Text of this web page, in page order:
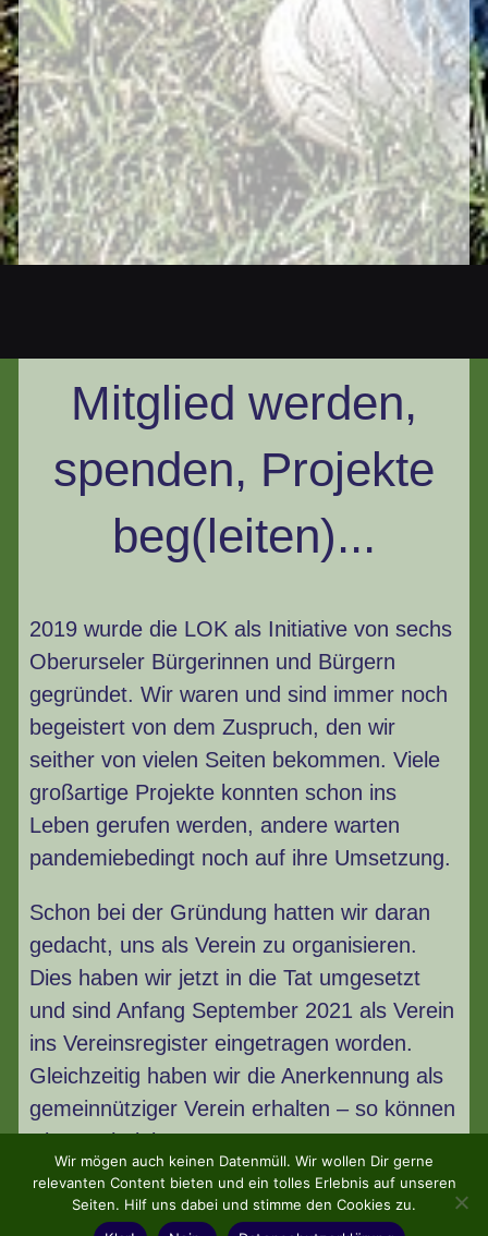
Mitglied werden,
spenden, Projekte
beg(leiten)...
2019 wurde die LOK als Initiative von sechs
Oberurseler Bürgerinnen und Bürgern
gegründet. Wir waren und sind immer noch
begeistert von dem Zuspruch, den wir
seither von vielen Seiten bekommen. Viele
großartige Projekte konnten schon ins
Leben gerufen werden, andere warten
pandemiebedingt noch auf ihre Umsetzung.
Schon bei der Gründung hatten wir daran
gedacht, uns als Verein zu organisieren.
Dies haben wir jetzt in die Tat umgesetzt
und sind Anfang September 2021 als Verein
ins Vereinsregister eingetragen worden.
Gleichzeitig haben wir die Anerkennung als
gemeinnütziger Verein erhalten – so können
wir Bescheinigungen zu
steuerabzugsfähigen Mitgliedsbeiträgen und
Spenden ausstellen. Wir freuen uns sehr,
Wir mögen auch keinen Datenmüll. Wir wollen Dir gerne
relevanten Content bieten und ein tolles Erlebnis auf unseren
Seiten. Hilf uns dabei und stimme den Cookies zu.